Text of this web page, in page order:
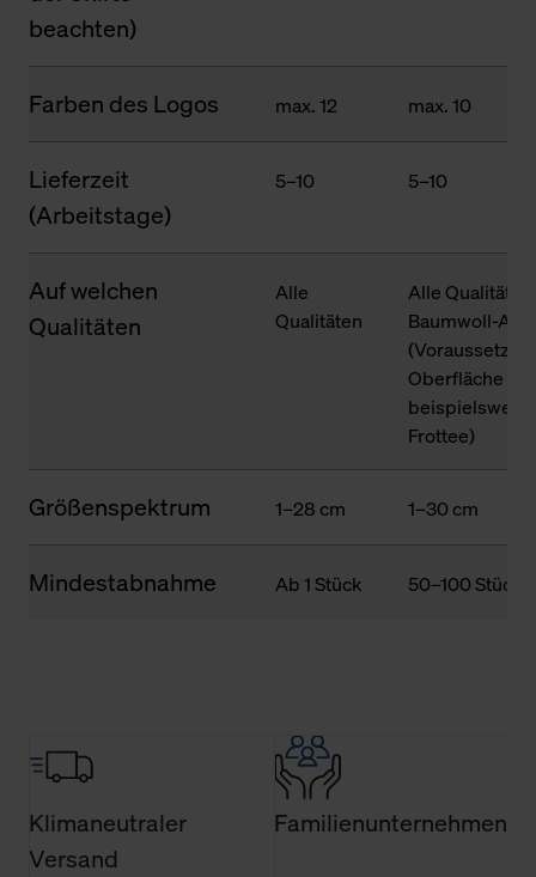
beachten)
Farben des Logos max. 12 max. 10
Lieferzeit
(Arbeitstage)
5–10 5–10
Auf welchen
Qualitäten
Alle
Qualitäten
Alle
Baumwoll-
Oberfläche
Frottee)
Größenspektrum 1–28 cm 1–30 cm
Mindestabnahme Ab 1 Stück 50–100 Stück
Klimaneutraler
Versand
Familienunternehmen